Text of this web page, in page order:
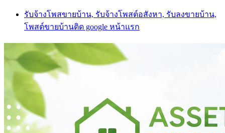
Skip
content
รับจ้างโพสขายบ้าน, รับจ้างโพสต์อสังหา, รับลงขายบ้าน,
โพสต์ขายบ้านติด google หน้าแรก